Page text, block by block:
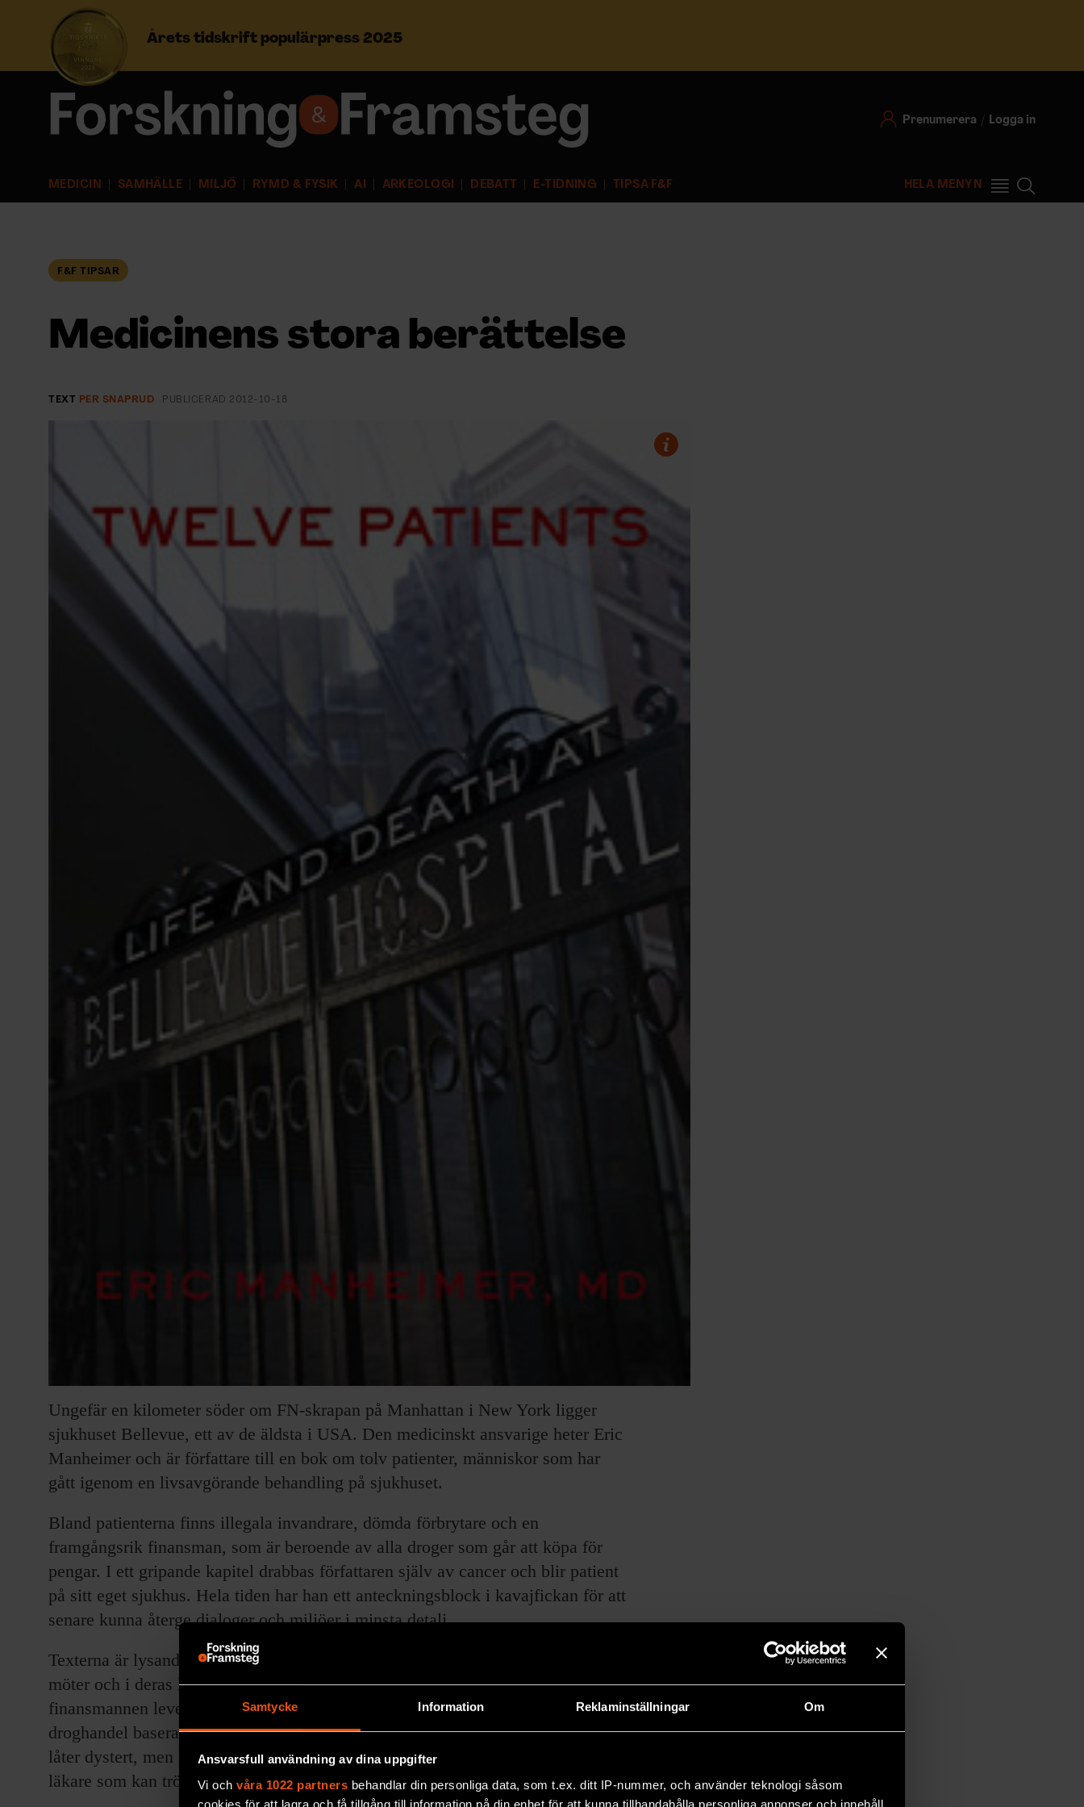
Samtycke Information Reklaminställningar Om
Ansvarsfull användning av dina uppgifter
Vi och våra 1022 partners behandlar din personliga data, som t.ex. ditt IP-nummer, och använder teknologi såsom
cookies för att lagra och få tillgång till information på din enhet för att kunna tillhandahålla personliga annonser och innehåll,
Årets tidskrift populärpress 2025
Prenumerera Logga in
MEDICIN SAMHÄLLE MILJÖ RYMD & FYSIK AI ARKEOLOGI DEBATT E-TIDNING TIPSA F&F HELA MENYN
r
Prenumerera
NYHETSBREV
ARKIV & E-TIDNING
LYSSNA/PODD
SKRIV I F&F
PRENUMERERA PÅ F&F
ANNONSERA I F&F
OM F&F
F&F TIPSAR
Medicinens stora berättelse
TEXT PER SNAPRUD PUBLICERAD 2012-10-18
Ungefär en kilometer söder om FN-skrapan på Manhattan i New York ligger
sjukhuset Bellevue, ett av de äldsta i USA. Den medicinskt ansvarige heter Eric
Manheimer och är författare till en bok om tolv patienter, människor som har
gått igenom en livsavgörande behandling på sjukhuset.
Bland patienterna finns illegala invandrare, dömda förbrytare och en
framgångsrik finansman, som är beroende av alla droger som går att köpa för
pengar. I ett gripande kapitel drabbas författaren själv av cancer och blir patient
på sitt eget sjukhus. Hela tiden har han ett anteckningsblock i kavajfickan för att
senare kunna återge dialoger och miljöer i minsta detalj.
Texterna är lysande. Författaren är genuint engagerad både i patienterna han
möter och i deras livsmiljö utanför sjukhusets väggar. Den knarkande
finansmannen lever i en familj med bottenfrusna relationer och ingår i en
droghandel baserad på sociala klyftor som han själv bidrar till att skapa. Det
låter dystert, men läsningen ger samtidigt en känsla av att författaren är en
läkare som kan trösta, lindra och kanske bota det sjuka i ett helt samhälle.